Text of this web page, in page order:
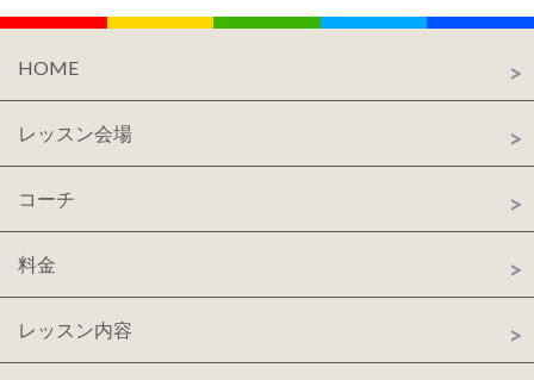
HOME
レッスン会場
コーチ
料金
レッスン内容